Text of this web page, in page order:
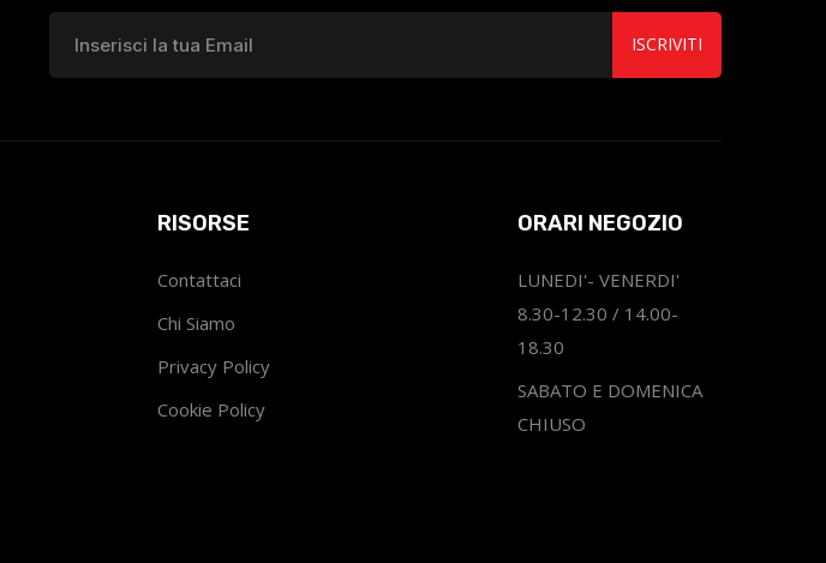
ISCRIVITI
RISORSE
Contattaci
Chi Siamo
Privacy Policy
Cookie Policy
ORARI NEGOZIO
LUNEDI'- VENERDI'
8.30-12.30 / 14.00-
18.30
SABATO E DOMENICA
CHIUSO